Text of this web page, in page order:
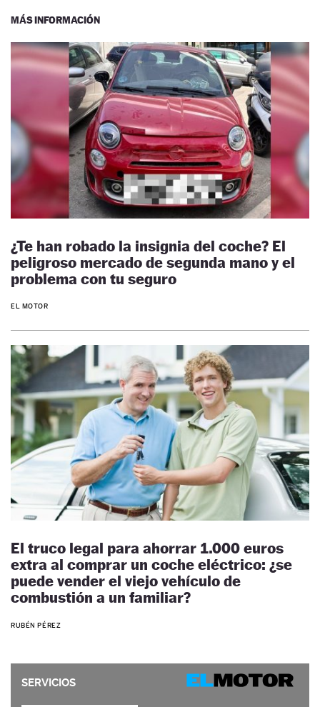
MÁS INFORMACIÓN
¿Te han robado la insignia del coche? El
peligroso mercado de segunda mano y el
problema con tu seguro
EL MOTOR
El truco legal para ahorrar 1.000 euros
extra al comprar un coche eléctrico: ¿se
puede vender el viejo vehículo de
combustión a un familiar?
RUBÉN PÉREZ